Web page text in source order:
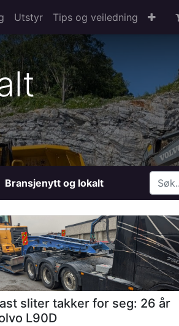
Utstyr Tips og veiledning
Bransjenytt og lokalt
sliter takker for seg: 26 år
L90D